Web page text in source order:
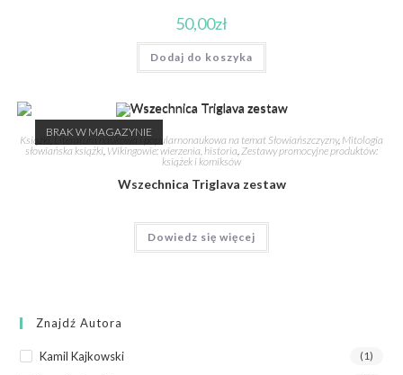
50,00zł
Dodaj do koszyka
BRAK W MAGAZYNIE
Książki, Literatura naukowa i popularnonaukowa na temat Słowiańszczyzny, Mitologia
słowiańska książki Wikingowie: wierzenia, historia Zestawy promocyjne produktów:
książek i komiksów
Wszechnica Triglava zestaw
Dowiedz się więcej
Znajdź Autora
Kamil Kajkowski (1)